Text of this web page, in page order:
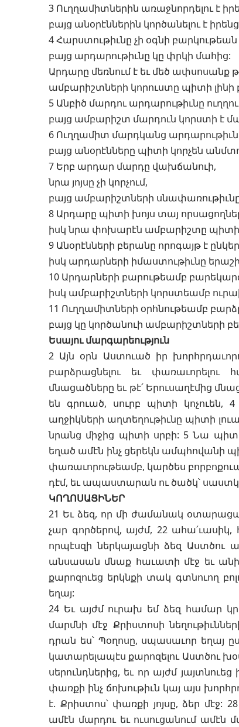
3 Ուղղամիտներին առաջնորդելու է
բայց անօրէններին կործանելու է
4 Հարստութիւնը չի օգնի բարկութեան
բայց արդարութիւնը կը փրկի մահից:
Արդարը մեռնում է եւ մեծ ափսոսանք
ամբարիշտների կորուստը պիտի
5 Անբիծ մարդու արդարութիւնը
բայց ամբարիշտ մարդուն կորստի է
6 Ուղղամիտ մարդկանց
բայց անօրէնները պիտի կորչեն
7 Երբ արդար մարդը վախճանուի,
նրա յոյսը չի կորչում,
բայց ամբարիշտների
8 Արդարը պիտի խոյս տայ
իսկ նրա փոխարէն ամբարիշտը
9 Անօրէնների բերանը որոգայթ է
իսկ արդարների իմաստութիւնը
10 Արդարների բարութեամբ
իսկ ամբարիշտների կորստեամբ
11 Ուղղամիտների օրհնութեամբ
բայց կը կործանուի ամբարիշտների
Եսայու մարգարեություն
2 Այն օրն Աստուած իր
բարձրացնելու եւ փառաւորելու
մնացածները եւ թէ՛ Երուսաղէմից
են գրուած, սուրբ պիտի կոչուեն,
աղջիկների աղտեղութիւնը պիտի
նրանց միջից պիտի սրբի: 5 Նա պիտի
եղած ամէն ինչ ցերեկն ամպհովանի
փառաւորութեամբ, կարծես
դէմ, եւ ապաստարան ու ծածկ՝
ԿՈՂՈՍԱՑԻՆԵՐ
21 Եւ ձեզ, որ մի ժամանակ
չար գործերով, այժմ, 22
որպէսզի ներկայացնի ձեզ Աստծու
անսասան մնաք հաւատի մէջ եւ
քարոզուեց երկնքի տակ գտնուող
եղայ:
24 Եւ այժմ ուրախ եմ ձեզ համար
մարմնի մէջ Քրիստոսի
դրան ես՝ Պօղոսը, սպասաւոր եղայ
կատարելապէս քարոզելու Աստծու
սերունդներից, եւ որ այժմ
փառքի ինչ ճոխութիւն կայ այս
է. Քրիստոս՝ փառքի յոյսը, ձեր մէջ:
ամէն մարդու եւ ուսուցանում ամէն